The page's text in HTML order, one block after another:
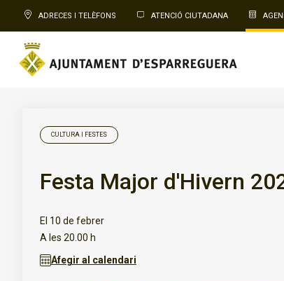
ADRECES I TELÈFONS ATENCIÓ CIUTADANA
CULTURA I FESTES
Festa Major d'Hivern
El 10 de febrer
A les 20.00 h
Afegir al calendari